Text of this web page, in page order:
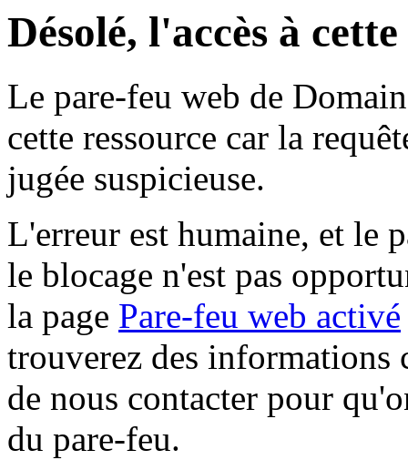
Désolé, l'accès à
Le pare-feu web de
cette ressource car la
jugée suspicieuse.
L'erreur est humaine, et le
le blocage n'est pas
la page Pare-feu web activé
trouverez des informations
de nous contacter pour
du pare-feu.